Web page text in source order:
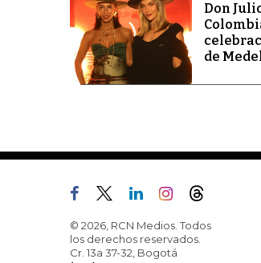
Don
de
© 2026, RCN Medios. Todos
los derechos reservados.
Cr. 13a 37-32, Bogotá